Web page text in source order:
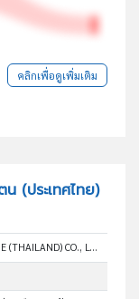
คลิกเพื่อดูเพิ่มเติม
(ประเทศไทย)
THREE-COLOR STONE (THAILAND) CO., LTD.